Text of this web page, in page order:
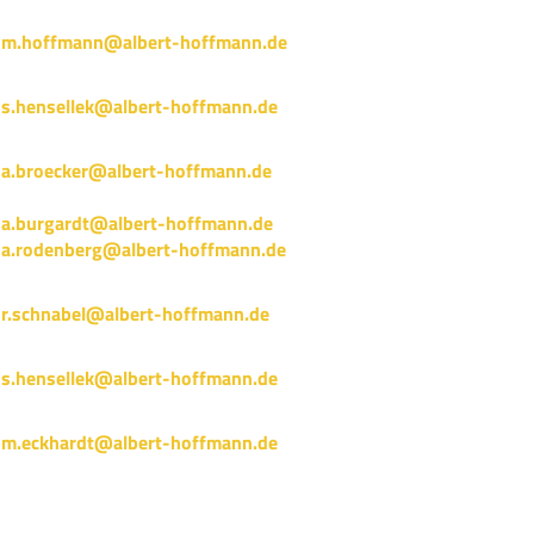
m.hoffmann@albert-hoffmann.de
s.hensellek@albert-hoffmann.de
a.broecker@albert-hoffmann.de
a.burgardt@albert-hoffmann.de
a.rodenberg@albert-hoffmann.de
r.schnabel@albert-hoffmann.de
s.hensellek@albert-hoffmann.de
m.eckhardt@albert-hoffmann.de